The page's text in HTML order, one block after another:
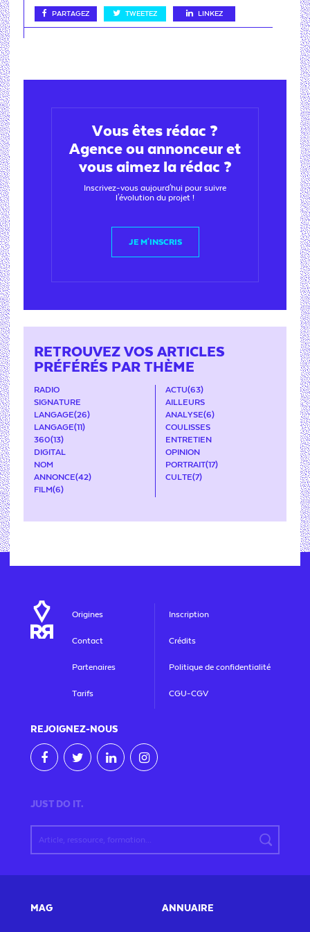
PARTAGEZ TWEETEZ LINKEZ
Vous êtes rédac ?
Agence ou annonceur et
vous aimez la rédac ?
Inscrivez-vous aujourd'hui pour suivre
l'évolution du projet !
JE M'INSCRIS
RETROUVEZ VOS ARTICLES
PRÉFÉRÉS PAR THÈME
RADIO
SIGNATURE
LANGAGE(26)
LANGAGE(11)
360(13)
DIGITAL
NOM
ANNONCE(42)
FILM(6)
ACTU(63)
AILLEURS
ANALYSE(6)
COULISSES
ENTRETIEN
OPINION
PORTRAIT(17)
CULTE(7)
Origines
Contact
Partenaires
Tarifs
Inscription
Crédits
Politique de confidentialité
CGU-CGV
REJOIGNEZ-NOUS
JUST DO IT.
MAG ANNUAIRE